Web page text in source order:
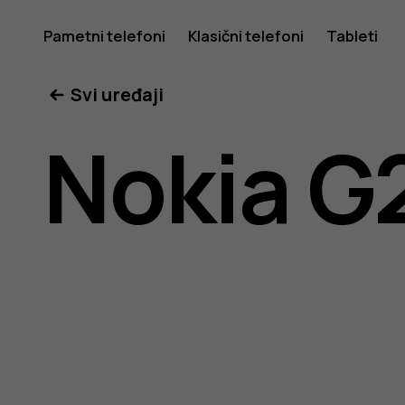
za
korisnike
Pametni telefoni Klasični telefoni Tableti
Svi uređaji
Nokia